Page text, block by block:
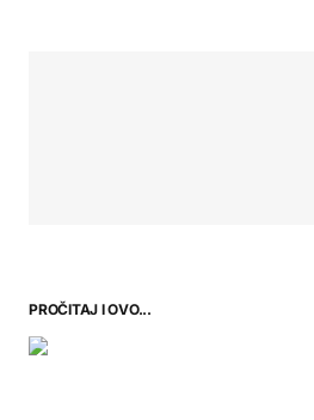
PROČITAJ I OVO...